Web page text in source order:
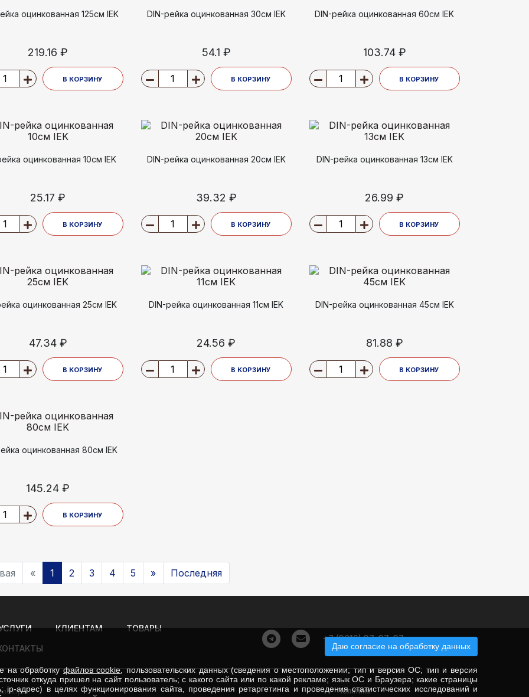
оцинкованная 125см IEK
219.16 ₽
В КОРЗИНУ
DIN-рейка оцинкованная 30см IEK
54.1 ₽
В КОРЗИНУ
DIN-рейка оцинкованная 60см IEK
103.74 ₽
В КОРЗИНУ
оцинкованная 10см IEK
25.17 ₽
В КОРЗИНУ
DIN-рейка оцинкованная 20см IEK
39.32 ₽
В КОРЗИНУ
DIN-рейка оцинкованная 13см IEK
26.99 ₽
В КОРЗИНУ
оцинкованная 25см IEK
47.34 ₽
В КОРЗИНУ
DIN-рейка оцинкованная 11см IEK
24.56 ₽
В КОРЗИНУ
DIN-рейка оцинкованная 45см IEK
81.88 ₽
В КОРЗИНУ
оцинкованная 80см IEK
145.24 ₽
В КОРЗИНУ
« 1 2 3 4 5 » Последняя
КЛИЕНТАМ
ТОВАРЫ
+7 (3012) 37-37-37
Политика
Даю согласие на обработку данных
на обработкуфайлов cookie, пользовательских данных (сведения о местоположении; тип и версия ОС; тип и версия
откуда пришел на сайт пользователь; с какого сайта или по какой рекламе; язык ОС и Браузера; какие страницы
адрес) в целях функционирования сайта, проведения ретаргетинга и проведения статистических исследований и